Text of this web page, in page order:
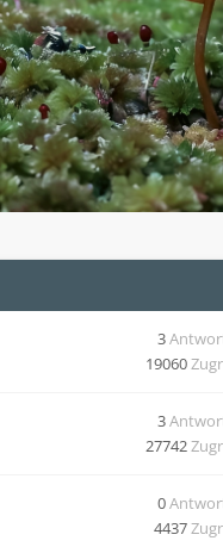
3
19060
3
27742
0
4437